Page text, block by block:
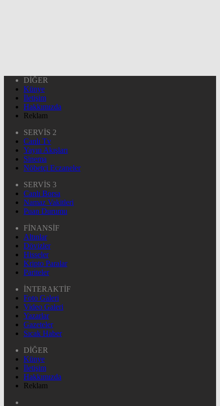
DİĞER
Künye
İletişim
Hakkımızda
Reklam
SERVİS 2
Canlı Tv
Yayın Akışları
Sinema
Nöbetçi Eczaneler
SERVİS 3
Canlı Borsa
Namaz Vakitleri
Puan Durumu
FİNANSİF
Altınlar
Dövizler
Hisseler
Kripto Paralar
Pariteler
İNTERAKTİF
Foto Galeri
Video Galeri
Yazarlar
Gazeteler
Sıcak Haber
DİĞER
Künye
İletişim
Hakkımızda
Reklam